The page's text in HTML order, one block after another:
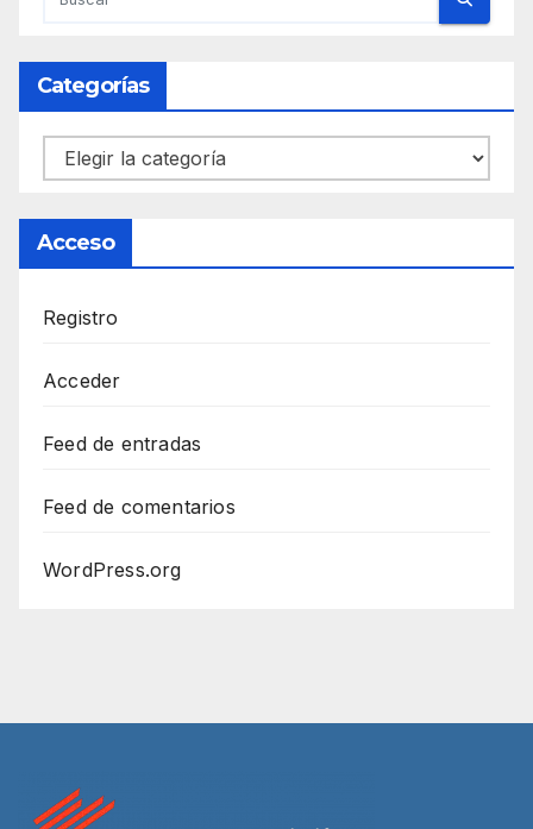
Categorías
Categorías
Acceso
Registro
Acceder
Feed de entradas
Feed de comentarios
WordPress.org